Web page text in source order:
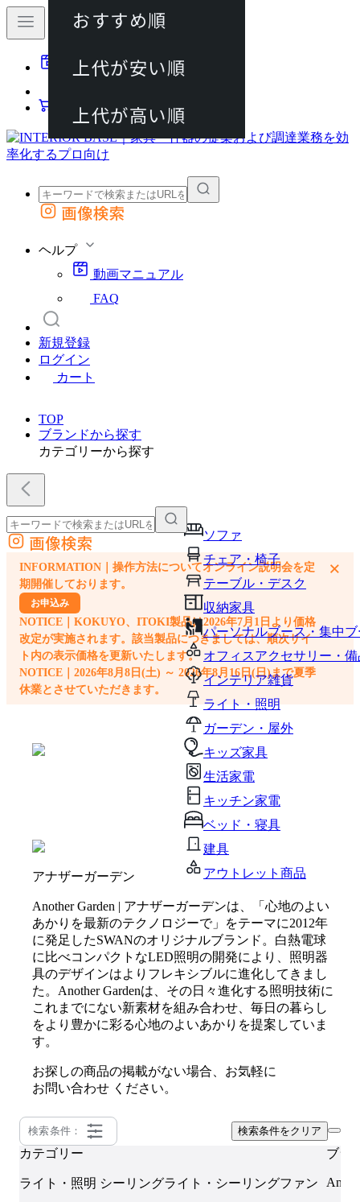
動画マニュアル
カート
外部サイトの商品をカートに追加
画像検索
ヘルプ
動画マニュアル
FAQ
新規登録
ログイン
カート
TOP
ブランドから探す
カテゴリーから探す
ソファ
チェア・椅子
テーブル・デスク
収納家具
パーソナルブース・集中
オフィスアクセサリー・備
インテリア雑貨
ライト・照明
ガーデン・屋外
キッズ家具
生活家電
キッチン家電
ベッド・寝具
建具
アウトレット商品
外部サイトの商品をカートに追加
他のサイトで見つけた商品ページのURLを貼り付けて、カートに追加できます
画像検索
INFORMATION｜操作方法についてオンライン説明会を定
期開催しております。
お申込み
NOTICE｜KOKUYO、ITOKI製品は2026年7月1日より価格
改定が実施されます。該当製品につきましては、順次サイ
ト内の表示価格を更新いたします。
NOTICE｜2026年8月8日(土) ～ 2026年8月16日(日)まで夏季
休業とさせていただきます。
×
アナザーガーデン
Another Garden | アナザーガーデンは、「心地のよい
あかりを最新のテクノロジーで」をテーマに2012年
に発足したSWANのオリジナルブランド。白熱電球
に比べコンパクトなLED照明の開発により、照明器
具のデザインはよりフレキシブルに進化してきまし
た。Another Gardenは、その日々進化する照明技術に
これまでにない新素材を組み合わせ、毎日の暮らし
をより豊かに彩る心地のよいあかりを提案していま
す。
お探しの商品の掲載がない場合、お気軽に
お問い合わせ ください。
検索条件： 検索条件をクリア
カテゴリー
ライト・照明 シーリングライト・シーリングファン
ブラ
おすすめ順
上代が安い順
上代が高い順